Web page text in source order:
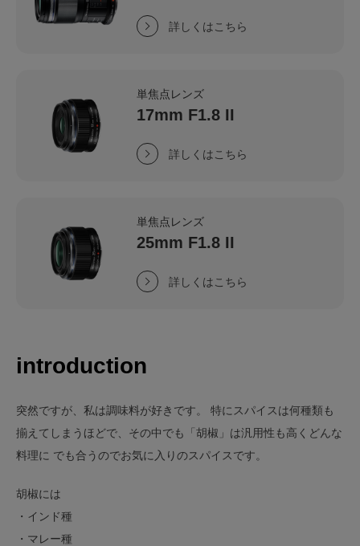
introduction
突然ですが、私は調味料が好きです。 特にスパイスは何種類も
揃えてしまうほどで、その中でも「胡椒」は汎用性も高くどんな
料理に でも合うのでお気に入りのスパイスです。
胡椒には
・インド種
・マレー種
詳しくはこちら
単焦点レンズ
17mm F1.8 II
詳しくはこちら
単焦点レンズ
25mm F1.8 II
詳しくはこちら